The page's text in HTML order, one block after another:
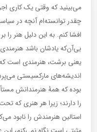
می‌بینید که وقتی یک کاری
چقدر توانسته‌ام آنچه در
افشا کنم. به این دلیل هنر
بی‌آن‌که یادشان باشد
یعنی برشت، هنرمندی است که
اندیشه‌های مارکسیستی
بوده که همۀ هنرمندانش
را دارند؛ زیرا هر هنری که
استالین هنرمندش را نابود